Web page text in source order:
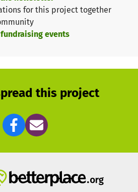
sind. Im Fall, dass sie
ihnen regelmäßige Besuche
ermöglicht, außerdem
Material und Verpflegung
Kinder werden hie und da
Spendern unterstützt oder
selbst zu verdienen.
Teil der 75 Kinder bereitstellt,
weiterhin alle 150 Kinder
for this project together
events
this project